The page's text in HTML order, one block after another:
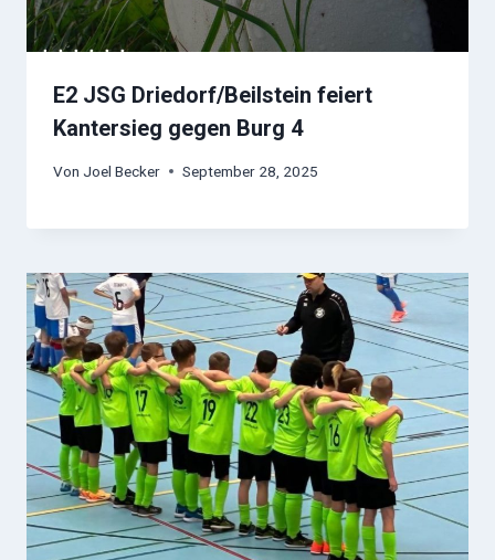
E2 JSG Driedorf/Beilstein feiert
Kantersieg gegen Burg 4
Von Joel Becker September 28, 2025